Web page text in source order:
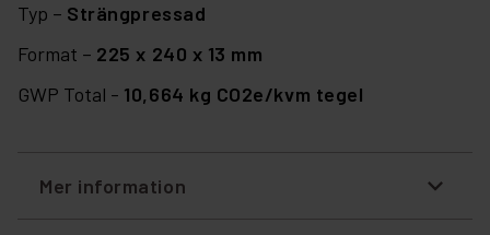
Typ – Strängpressad
Format – 225 x 240 x 13 mm
GWP Total - 10,664 kg CO2e/kvm tegel
Mer information